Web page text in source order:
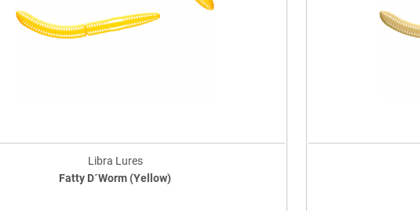
Libra Lures
Fatty D´Worm (Yellow)